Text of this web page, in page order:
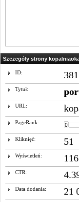
Szczegóły strony
ID: 381
Tytuł:
URL:
PageRank:
Kliknięć: 51
Wyświetleń:
CTR:
Data dodania: 21